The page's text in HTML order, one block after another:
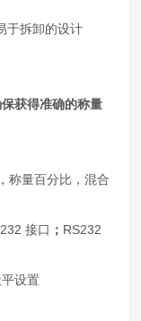
于拆卸的设计
保获得准确的称量
称量百分比，混合
接口 ； RS232
设置